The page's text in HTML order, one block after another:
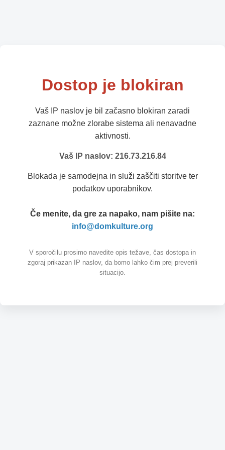
Dostop je blokiran
Vaš IP naslov je bil začasno blokiran zaradi
zaznane možne zlorabe sistema ali nenavadne
aktivnosti.
Vaš IP naslov: 216.73.216.84
Blokada je samodejna in služi zaščiti storitve ter
podatkov uporabnikov.
Če menite, da gre za napako, nam pišite na:
info@domkulture.org
V sporočilu prosimo navedite opis težave, čas dostopa in
zgoraj prikazan IP naslov, da bomo lahko čim prej preverili
situacijo.